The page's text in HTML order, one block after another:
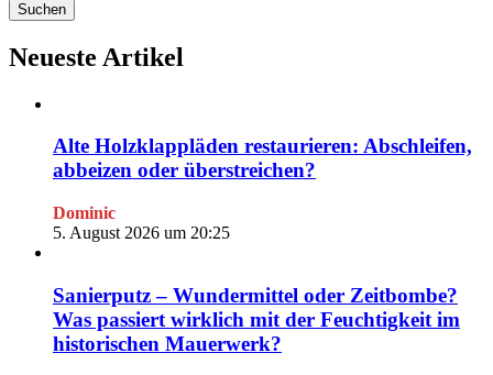
Suchen
Neueste Artikel
Alte Holzklappläden restaurieren: Abschleifen,
abbeizen oder überstreichen?
Dominic
5. August 2026 um 20:25
Sanierputz – Wundermittel oder Zeitbombe?
Was passiert wirklich mit der Feuchtigkeit im
historischen Mauerwerk?